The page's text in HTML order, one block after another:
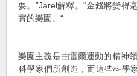
耍。”Jarel解釋。“金錢將變得
實的樂園。“
樂園主義是由雷爾運動的精神
科學家們所創造，而這些科學